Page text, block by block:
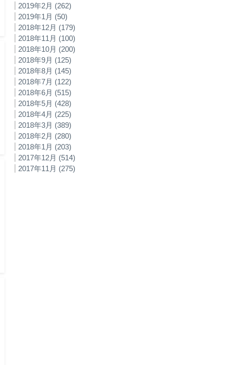
2019年2月 (262)
2019年1月 (50)
2018年12月 (179)
2018年11月 (100)
2018年10月 (200)
2018年9月 (125)
2018年8月 (145)
2018年7月 (122)
2018年6月 (515)
2018年5月 (428)
2018年4月 (225)
2018年3月 (389)
2018年2月 (280)
2018年1月 (203)
2017年12月 (514)
2017年11月 (275)